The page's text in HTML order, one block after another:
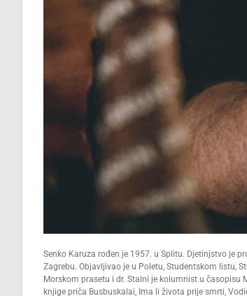
Senko Karuza rođen je 1957. u Splitu. Djetinjstvo je
Zagrebu. Objavljivao je u Poletu, Studentskom listu,
Morskom prasetu i dr. Stalni je kolumnist u časopisu
knjige priča Busbuskalai, Ima li života prije smrti,